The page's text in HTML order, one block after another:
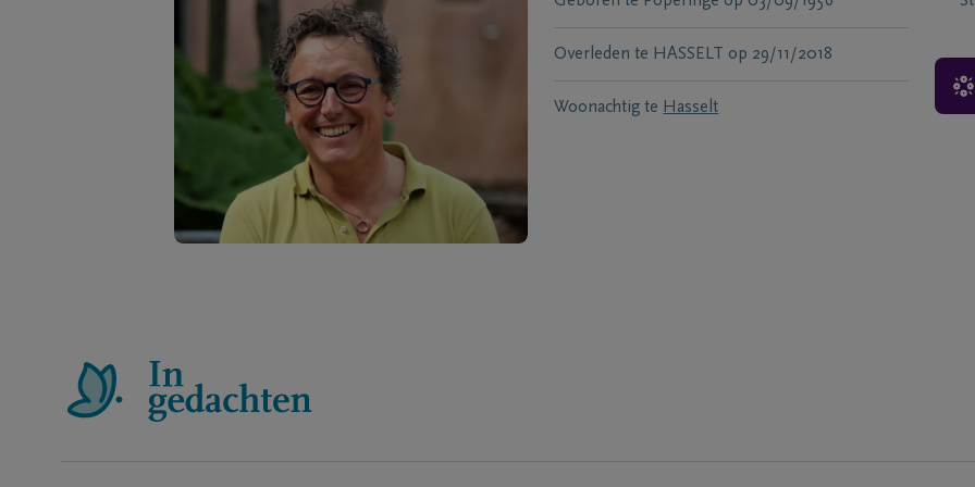
Overleden te HASSELT op 29/11/2018
Woonachtig te Hasselt